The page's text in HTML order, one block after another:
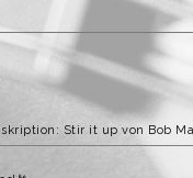
Stir it up von Bob